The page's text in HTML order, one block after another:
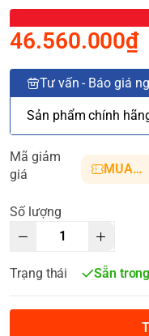
46.560.000₫
Tư vấn - Báo giá
Sản phẩm chính
Mã giảm
giá
MUANHANH01
Số lượng
Trạng thái Sẵn